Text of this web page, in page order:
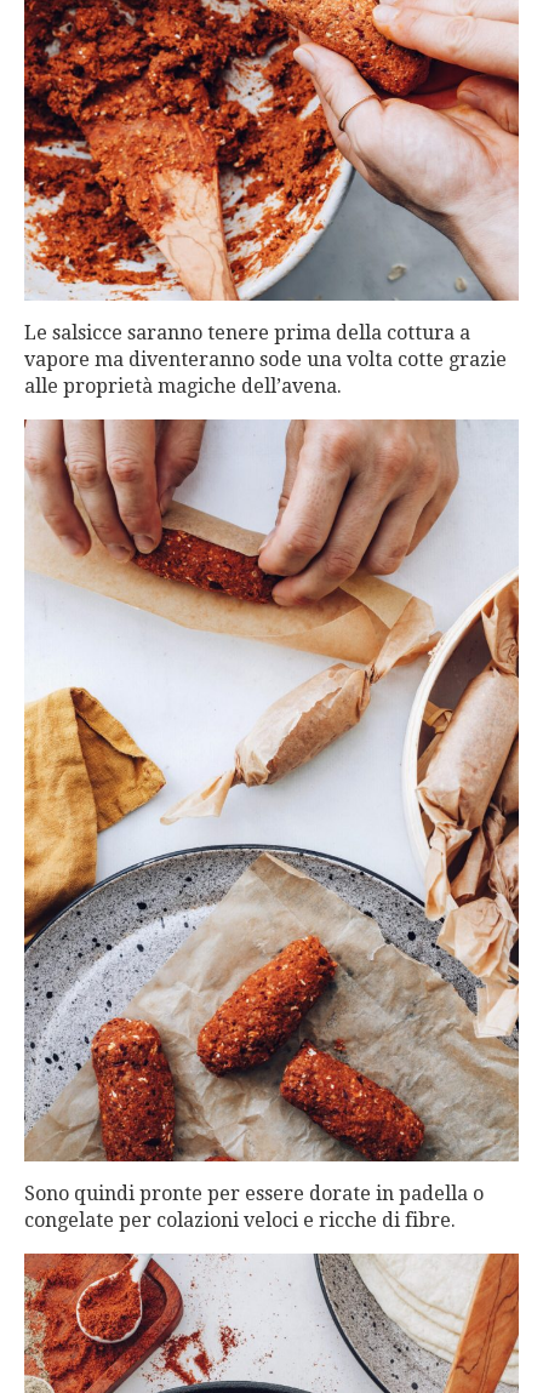
Le salsicce saranno tenere prima della cottura a
vapore ma diventeranno sode una volta cotte grazie
alle proprietà magiche dell’avena.
Sono quindi pronte per essere dorate in padella o
congelate per colazioni veloci e ricche di fibre.